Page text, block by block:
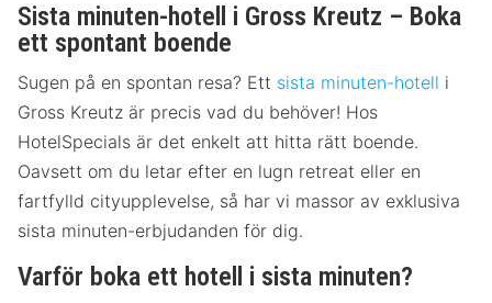
Sista minuten-hotell i Gross Kreutz – Boka
ett spontant boende
Sugen på en spontan resa? Ett sista minuten-hotell i
Gross Kreutz är precis vad du behöver! Hos
HotelSpecials är det enkelt att hitta rätt boende.
Oavsett om du letar efter en lugn retreat eller en
fartfylld cityupplevelse, så har vi massor av exklusiva
sista minuten-erbjudanden för dig.
Varför boka ett hotell i sista minuten?